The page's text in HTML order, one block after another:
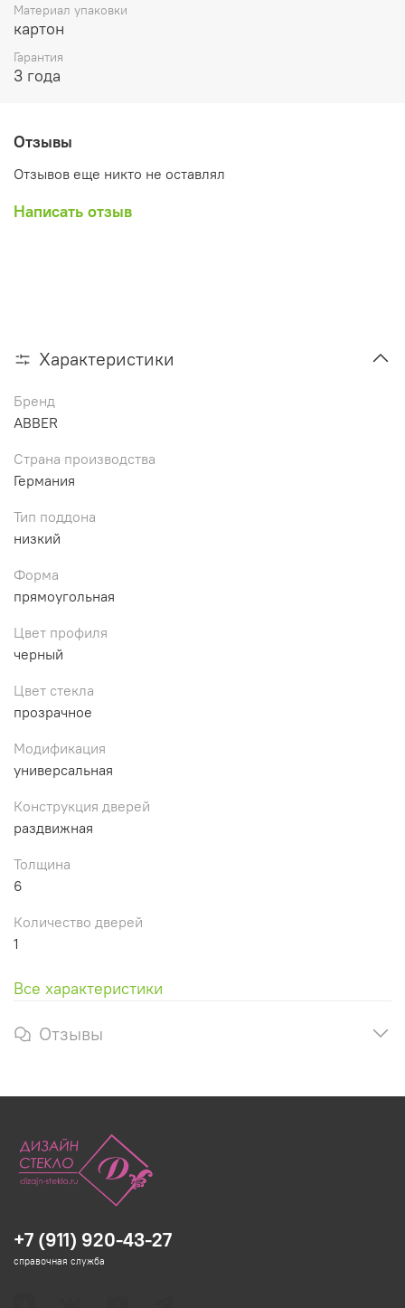
Материал упаковки
картон
Гарантия
3 года
Отзывы
Отзывов еще никто не оставлял
Написать отзыв
Характеристики
Бренд
ABBER
Страна производства
Германия
Тип поддона
низкий
Форма
прямоугольная
Цвет профиля
черный
Цвет стекла
прозрачное
Модификация
универсальная
Конструкция дверей
раздвижная
Толщина
6
Количество дверей
1
Все характеристики
Отзывы
+7 (911) 920-43-27
справочная служба